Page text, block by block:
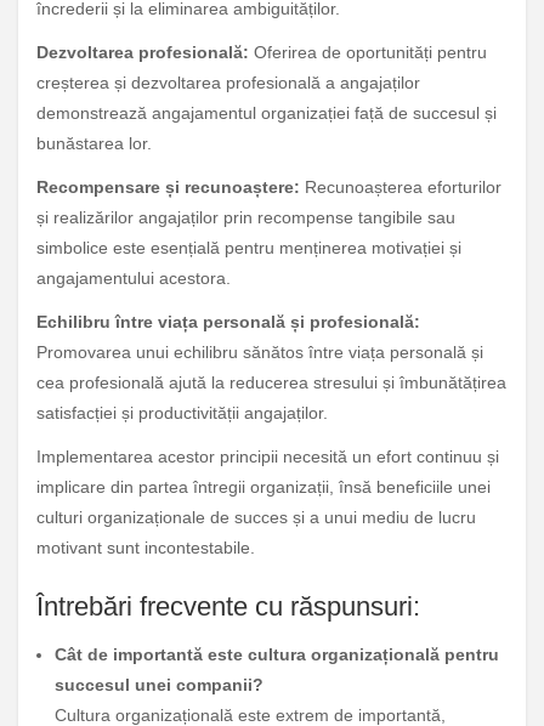
încrederii și la eliminarea ambiguităților.
Dezvoltarea profesională: Oferirea de oportunități pentru
creșterea și dezvoltarea profesională a angajaților
demonstrează angajamentul organizației față de succesul și
bunăstarea lor.
Recompensare și recunoaștere: Recunoașterea eforturilor
și realizărilor angajaților prin recompense tangibile sau
simbolice este esențială pentru menținerea motivației și
angajamentului acestora.
Echilibru între viața personală și profesională:
Promovarea unui echilibru sănătos între viața personală și
cea profesională ajută la reducerea stresului și îmbunătățirea
satisfacției și productivității angajaților.
Implementarea acestor principii necesită un efort continuu și
implicare din partea întregii organizații, însă beneficiile unei
culturi organizaționale de succes și a unui mediu de lucru
motivant sunt incontestabile.
Întrebări frecvente cu răspunsuri:
Cât de importantă este cultura organizațională pentru
succesul unei companii?
Cultura organizațională este extrem de importantă,